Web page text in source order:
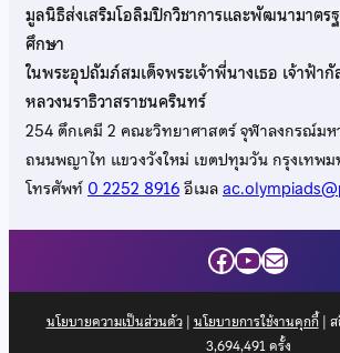
มูลนิธิส่งเสริมโอลิมปิกวิชาการและพัฒนามาตร
ศึกษา
ในพระอุปถัมภ์สมเด็จพระเจ้าพี่นางเธอ เจ้าฟ้
หลวงนราธิวาสราชนครินทร์
254 ตึกเคมี 2 คณะวิทยาศาสตร์ จุฬาลงกรณ์ม
ถนนพญาไท แขวงวังใหม่ เขตปทุมวัน กรุงเทพ
โทรศัพท์0 2252 8916อีเมล
Facebook
YouTube
Mail
นโยบายความเป็นส่วนตัว| นโยบายการใช้งานคุกกี้| ส
3,694,491ครั้ง